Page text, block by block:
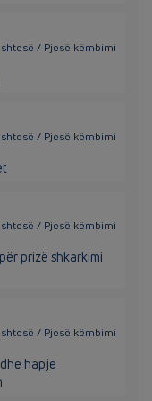
/ Pjesë këmbimi
/ Pjesë këmbimi
/ Pjesë këmbimi
prizë shkarkimi
/ Pjesë këmbimi
hapje